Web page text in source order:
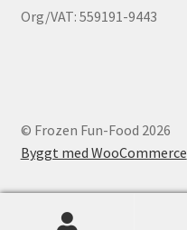
Org/VAT: 559191-9443
© Frozen Fun-Food 2026
Byggt med WooCommerce